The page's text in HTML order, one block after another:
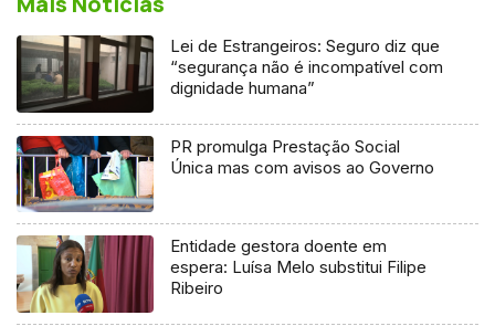
Lei de Estrangeiros: Seguro diz que
“segurança não é incompatível com
dignidade humana”
PR promulga Prestação Social
Única mas com avisos ao Governo
Entidade gestora doente em
espera: Luísa Melo substitui Filipe
Ribeiro